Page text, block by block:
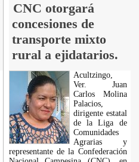
CNC otorgará
concesiones de
transporte mixto
rural a ejidatarios.
Acultzingo,
Ver. Juan
Carlos Molina
Palacios,
dirigente estatal
de la Liga de
Comunidades
Agrarias y
representante de la Confederación